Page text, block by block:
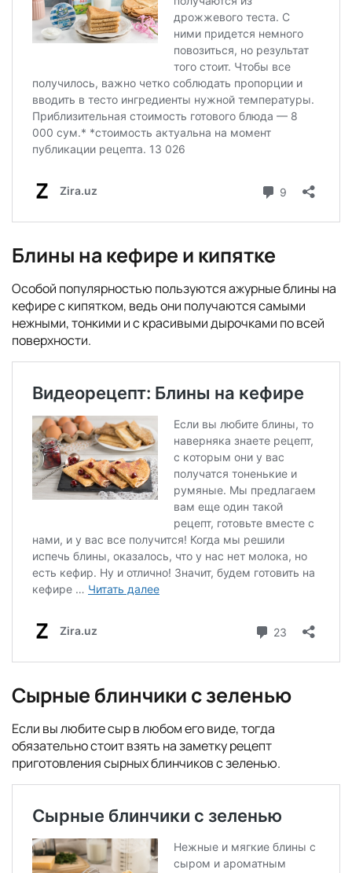
Блины на кефире и кипятке
Особой популярностью пользуются ажурные блины на
кефире с кипятком, ведь они получаются самыми
нежными, тонкими и с красивыми дырочками по всей
поверхности.
Сырные блинчики с зеленью
Если вы любите сыр в любом его виде, тогда
обязательно стоит взять на заметку рецепт
приготовления сырных блинчиков с зеленью.